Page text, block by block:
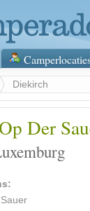
Diekirch
Der